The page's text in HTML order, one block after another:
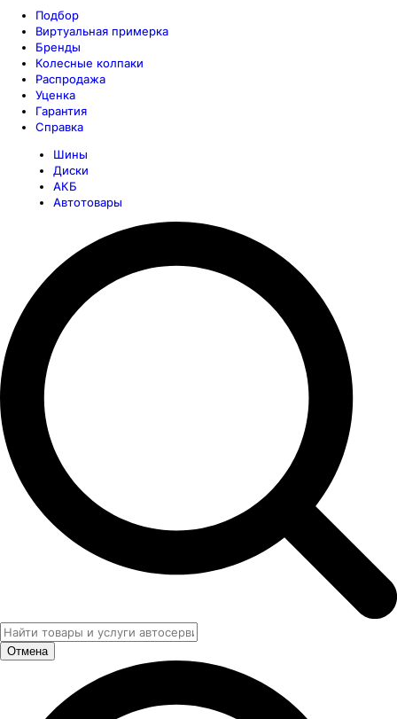
Подбор
Виртуальная примерка
Бренды
Колесные колпаки
Распродажа
Уценка
Гарантия
Справка
Шины
Диски
АКБ
Автотовары
Отмена